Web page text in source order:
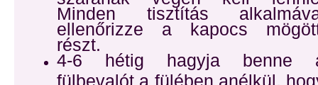
Minden tisztítás
ellenőrizze a kapocs
részt.
4-6 hétig hagyja benne
fülbevalót a fülében anélkül,